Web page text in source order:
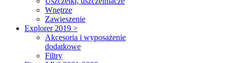
Wnętrze
Zawieszenie
Explorer 2019 >
Akcesoria i wyposażenie
dodatkowe
Filtry